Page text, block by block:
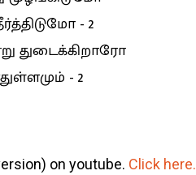
- 2
துடைக்கிறாரோ
- 2
on youtube. Click here.